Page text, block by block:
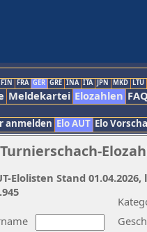
FIN FRA GER GRE INA ITA JPN MKD LTU
Meldekartei Elozahlen FAQ
anmelden Elo AUT Elo
Elolisten Stand